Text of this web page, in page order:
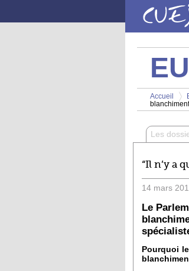
Vous êtes ici
Accueil
>
Les
“Il n’y a
14 mars
Le
Pourquoi